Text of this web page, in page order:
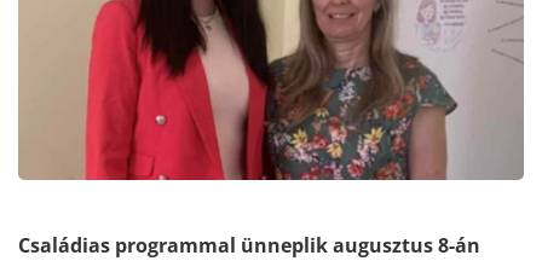
Családias programmal ünneplik augusztus 8-án